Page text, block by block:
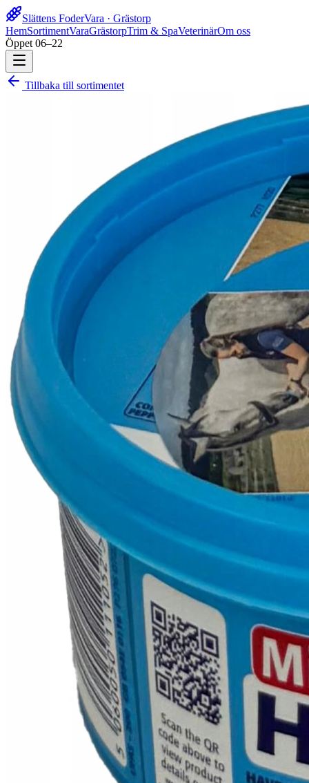
Slättens FoderVara · Grästorp
HemSortimentVaraGrästorpTrim & SpaVeterinärOm oss
Öppet 06–22
Tillbaka till sortimentet